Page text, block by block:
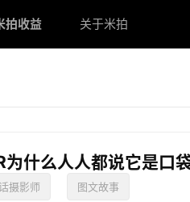
拍收益 关于米拍
拍收益 关于米拍
什么人人都说它是口
摄影师 图文故事